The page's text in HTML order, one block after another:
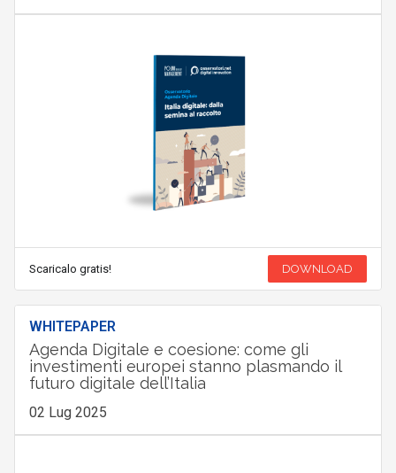
Scaricalo gratis! DOWNLOAD
WHITEPAPER
Agenda Digitale e coesione: come gli
investimenti europei stanno plasmando il
futuro digitale dell’Italia
02 Lug 2025